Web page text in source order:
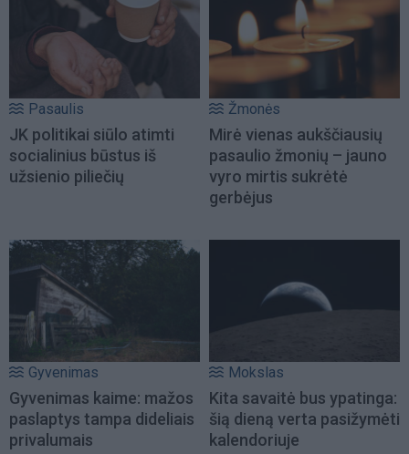
Pasaulis
JK politikai siūlo atimti
socialinius būstus iš
užsienio piliečių
Žmonės
Mirė vienas aukščiausių
pasaulio žmonių – jauno
vyro mirtis sukrėtė
gerbėjus
Gyvenimas
Gyvenimas kaime: mažos
paslaptys tampa dideliais
privalumais
Mokslas
Kita savaitė bus ypatinga:
šią dieną verta pasižymėti
kalendoriuje